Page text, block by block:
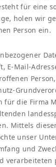
für eine
holen wir
Person ein.
E-Mail-
die Firma
Mittels
unser
und
verarbeiteten